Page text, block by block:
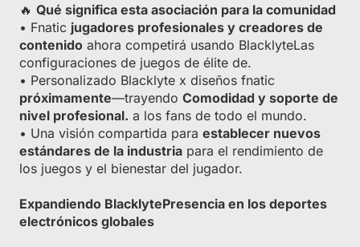
🔥 Qué significa esta asociación para la comunidad
• Fnatic jugadores profesionales y creadores de
contenido ahora competirá usando BlacklyteLas
configuraciones de juegos de élite de.
• Personalizado Blacklyte x diseños fnatic
próximamente—trayendo Comodidad y soporte de
nivel profesional. a los fans de todo el mundo.
• Una visión compartida para establecer nuevos
estándares de la industria para el rendimiento de
los juegos y el bienestar del jugador.
Expandiendo BlacklytePresencia en los deportes
electrónicos globales